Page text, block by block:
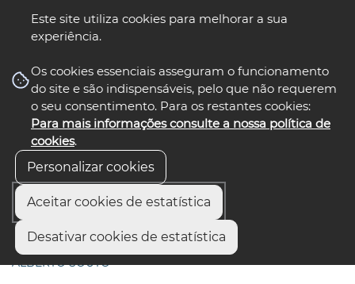
Este site utiliza cookies para melhorar a sua
experiência.
Os cookies essenciais asseguram o funcionamento
do site e são indispensáveis, pelo que não requerem
o seu consentimento. Para os restantes cookies:
Para mais informações consulte a nossa política de
cookies.
Personalizar cookies
Aceitar cookies de estatística
Desativar cookies de estatística
nos select language
Início
ALTERAÇÃO DOS SENTIDOS DE TRÂNSITO NA RUA DR.
ALBERTO SOUTO